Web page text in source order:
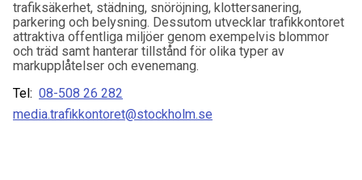
trafiksäkerhet, städning, snöröjning, klottersanering,
parkering och belysning. Dessutom utvecklar trafikkontoret
attraktiva offentliga miljöer genom exempelvis blommor
och träd samt hanterar tillstånd för olika typer av
markupplåtelser och evenemang.
Tel: 08-508 26 282
media.trafikkontoret@stockholm.se